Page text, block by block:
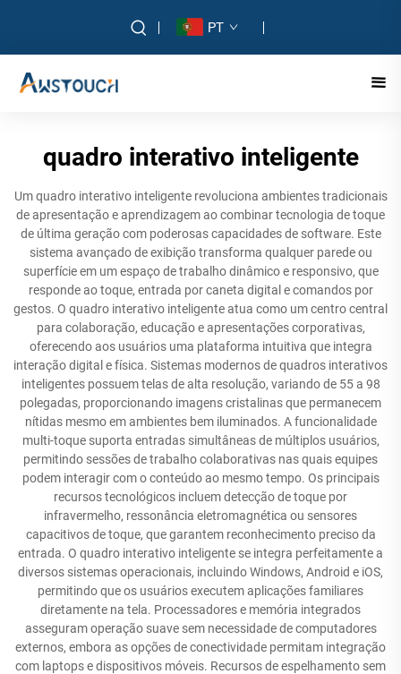
PT
quadro interativo inteligente
Um quadro interativo inteligente revoluciona ambientes tradicionais
de apresentação e aprendizagem ao combinar tecnologia de toque
de última geração com poderosas capacidades de software. Este
sistema avançado de exibição transforma qualquer parede ou
superfície em um espaço de trabalho dinâmico e responsivo, que
responde ao toque, entrada por caneta digital e comandos por
gestos. O quadro interativo inteligente atua como um centro central
para colaboração, educação e apresentações corporativas,
oferecendo aos usuários uma plataforma intuitiva que integra
interação digital e física. Sistemas modernos de quadros interativos
inteligentes possuem telas de alta resolução, variando de 55 a 98
polegadas, proporcionando imagens cristalinas que permanecem
nítidas mesmo em ambientes bem iluminados. A funcionalidade
multi-toque suporta entradas simultâneas de múltiplos usuários,
permitindo sessões de trabalho colaborativas nas quais equipes
podem interagir com o conteúdo ao mesmo tempo. Os principais
recursos tecnológicos incluem detecção de toque por
infravermelho, ressonância eletromagnética ou sensores
capacitivos de toque, que garantem reconhecimento preciso da
entrada. O quadro interativo inteligente se integra perfeitamente a
diversos sistemas operacionais, incluindo Windows, Android e iOS,
permitindo que os usuários executem aplicações familiares
diretamente na tela. Processadores e memória integrados
asseguram operação suave sem necessidade de computadores
externos, embora as opções de conectividade permitam integração
com laptops e dispositivos móveis. Recursos de espelhamento sem